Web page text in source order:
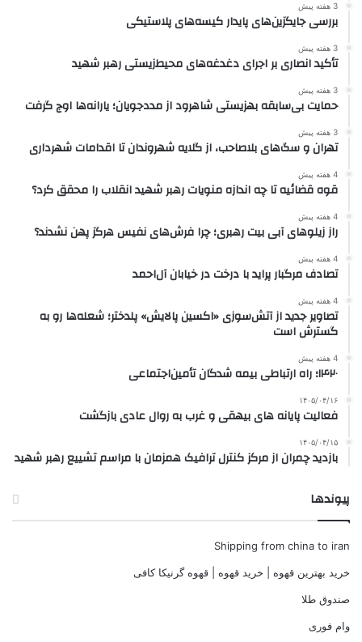
3 هفته پیش
بررسی جایگزین‌های پایدار کیسه‌های پلاستیکی
3 هفته پیش
تأکید انصاری بر اجرای دغدغه‌های محیط‌زیستی رهبر شهید
3 هفته پیش
حمایت بی‌سابقه بهزیستی شاهرود از مددجویان؛ یارانه‌ها اوج گرفت
3 هفته پیش
تهران و سگ‌های بلاصاحب، از گلایه شهروندان تا اقدامات شهرداری
4 هفته پیش
قوه قضائیه تا چه اندازه منویات رهبر شهید انقلاب را محقق کرد؟
4 هفته پیش
راز زیلوهای آبی بیت رهبری؛ چرا فرش‌های نفیس هرگز پهن نشدند؟
4 هفته پیش
تصادف مرگبار پراید با درخت در خیابان آل‌احمد
4 هفته پیش
تصاویر جدید از آتش‌سوزی «اکسین پالایش» پلدختر؛ شعله‌ها رو به
گسترش است
4 هفته پیش
۱۴۲۰؛ راه ارتباطی بیمه شدگان تأمین‌اجتماعی
۱۴۰۵/۰۴/۱۶
فعالیت پایانه های بیهقی و غرب به روال عادی بازگشت
۱۴۰۵/۰۴/۱۵
بازدید چمران از مرکز کنترل ترافیک همزمان با مراسم تشییع رهبر شهید
پیوندها
Shipping from china to iran
خرید بهترین قهوه | خرید قهوه | قهوه گرنیکا کافی
صندوق طلا
وام فوری